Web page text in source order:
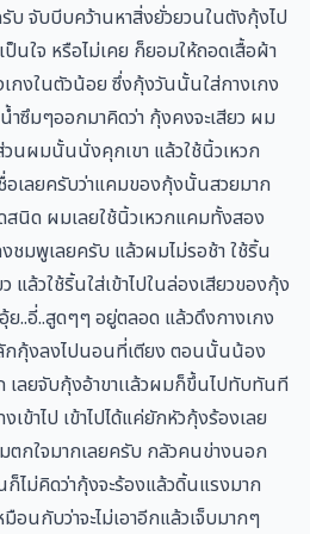
จับบีบคว้านหาสิ่งยั่วยวนในตังกุ้งไป
นใจ หรือไม่เคย ก็ยอมให้ถอดเสื้อผ้า
กงในตัวน้อย ซึ่งกุ้งวันนั้นใส่กางเกง
ซึมๆออกมาคิดว่า กุ้งคงจะเสียว ผม
นผมนั้นนั่งคุกเขา แล้วใช้นิ้วเหวก
อเลยครับว่าแคมของกุ้งนั้นสวยมาก
สนิด ผมเลยใช้นิ้วเหวกแคมทั้งสอง
งชมพูเลยครับ แล้วผมไม่รอช้า ใช้ริ้น
แล้วใช้ริ้นใส่เข้าไปในล่องเสียวของกุ้ง
..อี่..สูดๆๆ อยู่ตลอด แล้วดึงกางเกง
กกุ้งลงไปนอนที่เตียง ตอนนั้นน้อง
ลยจับกุ้งอ้าขาเเล้วผมก็ขึ้นไปทับทันที
ข้าไป เข้าไปได้แค่ยักหัวกุ้งร้องเลย
ตกใจมากเลยครับ กลัวคนข่างนอก
ไม่คิดว่ากุ้งจะร้องแล้วดิ้นแรงมาก
อนกับว่าจะไม่เอาอีกแล้วเจ็บมากๆ